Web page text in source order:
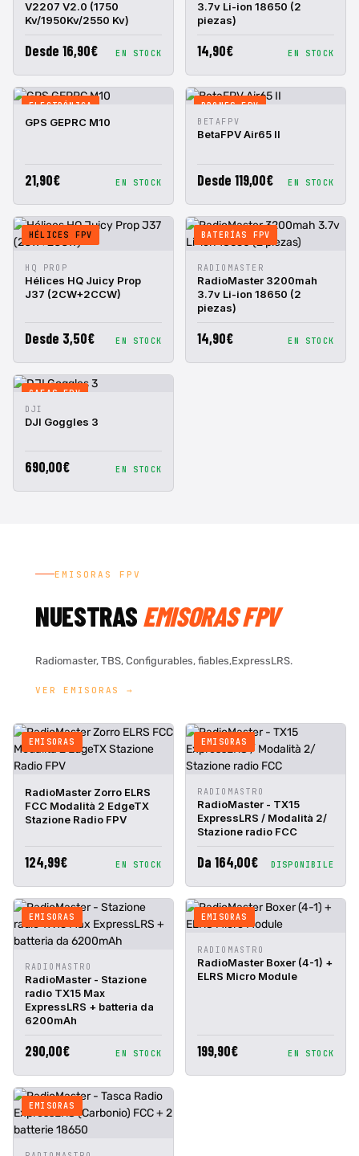
V2207 V2.0 (1750
Kv/1950Kv/2550 Kv)
Desde 16,90€ EN STOCK
3.7v Li-ion 18650 (2
piezas)
14,90€ EN STOCK
ELECTRÓNICA
VISTA
AÑADIR A
GPS GEPRC M10
21,90€ EN STOCK
DRONES FPV
VISTA
RÁPIDA
CESTA
BETAFPV
BetaFPV Air65 II
Desde 119,00€ EN STOCK
HÉLICES FPV
VISTA
RÁPIDA
CESTA
HQ PROP
Hélices HQ Juicy Prop
J37 (2CW+2CCW)
Desde 3,50€ EN STOCK
BATERÍAS FPV
VISTA
RÁPIDA
CESTA
RADIOMASTER
RadioMaster 3200mah
3.7v Li-ion 18650 (2
piezas)
14,90€ EN STOCK
GAFAS FPV
VISTA
RÁPIDA
DJI
DJI Goggles 3
690,00€ EN STOCK
EMISORAS FPV
NUESTRASEMISORAS FPV
Radiomaster, TBS, Configurables, fiables,ExpressLRS.
VER EMISORAS →
EMISORAS
ANTEPRIMA
RAPIDA
AGGIUNGI AL
CARRELLO
RadioMaster Zorro ELRS
FCC Modalità 2 EdgeTX
Stazione Radio FPV
124,99€ EN STOCK
EMISORAS
ANTEPRIMA
RAPIDA
CARRELLO
RADIOMASTRO
RadioMaster - TX15
ExpressLRS / Modalità 2/
Stazione radio FCC
Da 164,00€ DISPONIBILE
EMISORAS
ANTEPRIMA
RAPIDA
CARRELLO
RADIOMASTRO
RadioMaster - Stazione
radio TX15 Max
ExpressLRS + batteria da
6200mAh
290,00€ EN STOCK
EMISORAS
ANTEPRIMA
RAPIDA
CARRELLO
RADIOMASTRO
RadioMaster Boxer (4-1) +
ELRS Micro Module
199,90€ EN STOCK
EMISORAS
ANTEPRIMA